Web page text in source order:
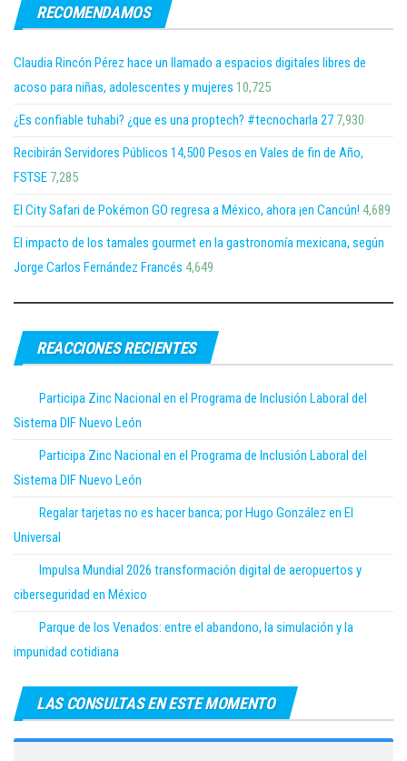
RECOMENDAMOS
Claudia Rincón Pérez hace un llamado a espacios digitales libres de
acoso para niñas, adolescentes y mujeres 10,725
¿Es confiable tuhabi? ¿que es una proptech? #tecnocharla 27 7,930
Recibirán Servidores Públicos 14,500 Pesos en Vales de fin de Año,
FSTSE 7,285
El City Safari de Pokémon GO regresa a México, ahora ¡en Cancún! 4,689
El impacto de los tamales gourmet en la gastronomía mexicana, según
Jorge Carlos Fernández Francés 4,649
REACCIONES RECIENTES
Participa Zinc Nacional en el Programa de Inclusión Laboral del
Sistema DIF Nuevo León
Participa Zinc Nacional en el Programa de Inclusión Laboral del
Sistema DIF Nuevo León
Regalar tarjetas no es hacer banca; por Hugo González en El
Universal
Impulsa Mundial 2026 transformación digital de aeropuertos y
ciberseguridad en México
Parque de los Venados: entre el abandono, la simulación y la
impunidad cotidiana
LAS CONSULTAS EN ESTE MOMENTO